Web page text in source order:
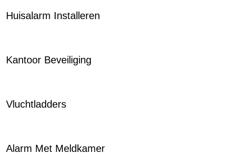
Huisalarm Installeren
Kantoor Beveiliging
Vluchtladders
Alarm Met Meldkamer